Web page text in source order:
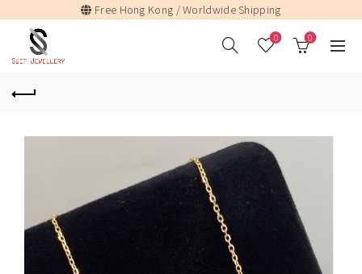
Free Hong Kong / Worldwide Shipping
0 0